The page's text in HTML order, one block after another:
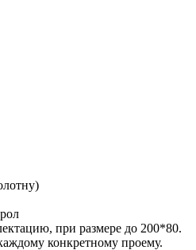
при размере до 200*80.
конкретному проему.